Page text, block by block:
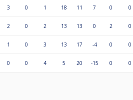
3 0 1 18 11 7 0 0
2 0 2 13 13 0 2 0
1 0 3 13 17 -4 0 0
0 0 4 5 20 -15 0 0